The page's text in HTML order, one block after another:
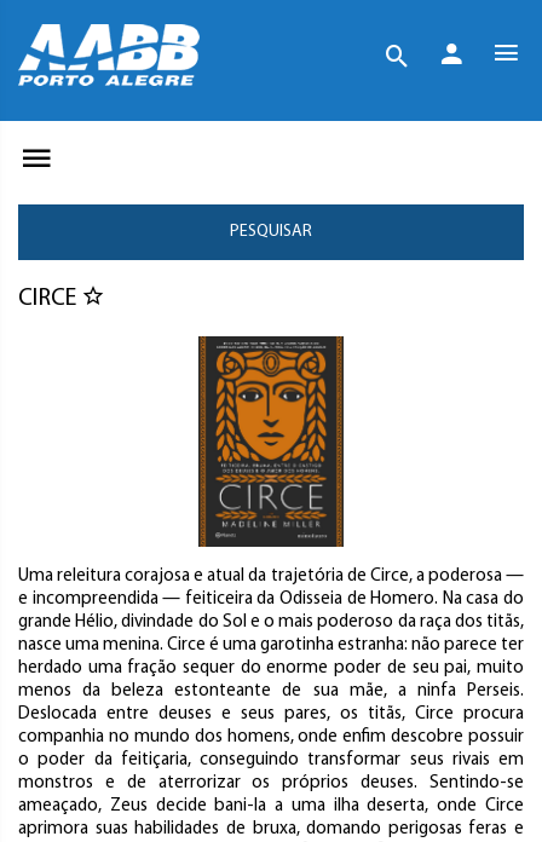
PESQUISAR
CIRCE
Uma releitura corajosa e atual da trajetória de Circe, a poderosa —
e incompreendida — feiticeira da Odisseia de Homero. Na casa do
grande Hélio, divindade do Sol e o mais poderoso da raça dos titãs,
nasce uma menina. Circe é uma garotinha estranha: não parece ter
herdado uma fração sequer do enorme poder de seu pai, muito
menos da beleza estonteante de sua mãe, a ninfa Perseis.
Deslocada entre deuses e seus pares, os titãs, Circe procura
companhia no mundo dos homens, onde enfim descobre possuir
o poder da feitiçaria, conseguindo transformar seus rivais em
monstros e de aterrorizar os próprios deuses. Sentindo-se
ameaçado, Zeus decide bani-la a uma ilha deserta, onde Circe
aprimora suas habilidades de bruxa, domando perigosas feras e